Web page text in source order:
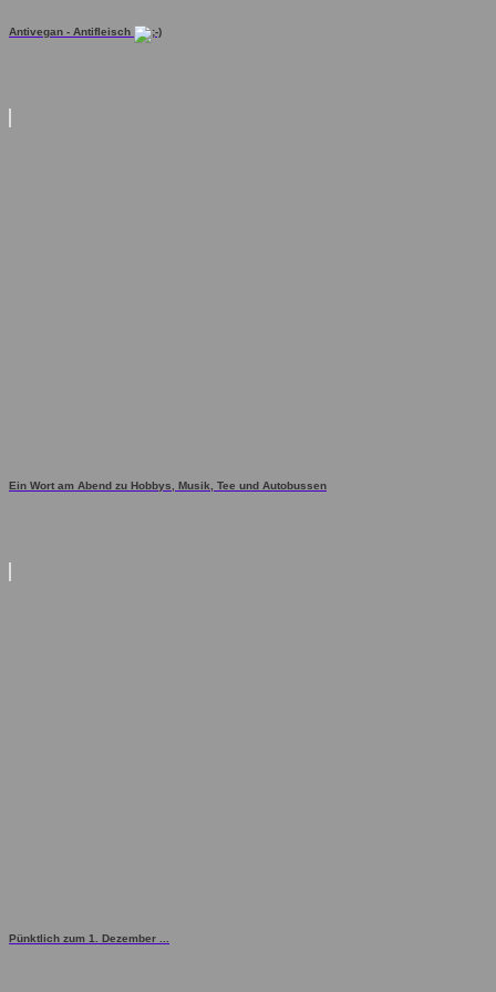
Antivegan - Antifleisch
Ein Wort am Abend zu Hobbys, Musik, Tee und Autobussen
Pünktlich zum 1. Dezember ...